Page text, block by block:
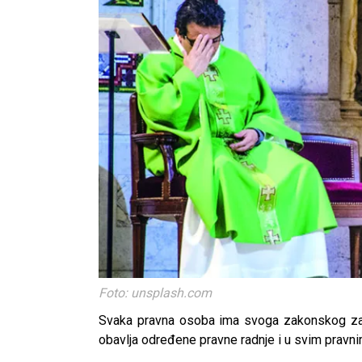
Foto: unsplash.com
Svaka pravna osoba ima svoga zakonskog
obavlja određene pravne radnje i u svim